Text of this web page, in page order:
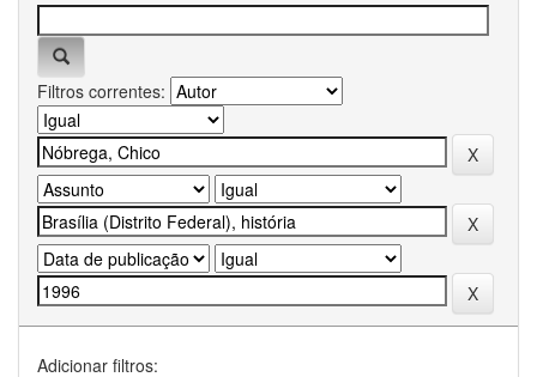
Filtros correntes:
Adicionar filtros: